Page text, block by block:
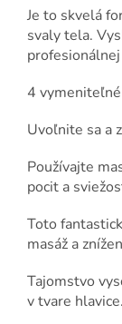
Je to skvelá
svaly tela.
4
Uvoľnite sa a
Používajte
pocit a
Toto
masáž a
Tajomstvo
v tvare hlavice.